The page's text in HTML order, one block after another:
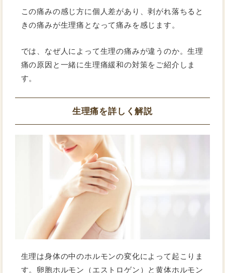
この痛みの感じ方に個人差があり、剥がれ落ちると
きの痛みが生理痛となって痛みを感じます。
では、なぜ人によって生理の痛みが違うのか。生理
痛の原因と一緒に生理痛緩和の対策をご紹介しま
す。
生理痛を詳しく解説
生理は身体の中のホルモンの変化によって起こりま
す。卵胞ホルモン（エストロゲン）と黄体ホルモン